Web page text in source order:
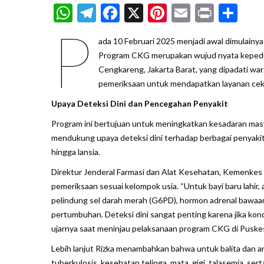
WhatsApp
Telegram
Facebook
X Pinterest
Email
Print
P
ada 10 Februari 2025 menjadi awal
Program CKG merupakan wujud nyata
Cengkareng, Jakarta Barat, yang dipadati
pemeriksaan untuk mendapatkan layanan
Upaya Deteksi Dini dan Pencegahan Penyakit
Program ini bertujuan untuk meningkatkan kesadaran
mendukung upaya deteksi dini terhadap berbagai
hingga lansia.
Direktur Jenderal Farmasi dan Alat Kesehatan,
pemeriksaan sesuai kelompok usia. “Untuk bayi baru
pelindung sel darah merah (G6PD), hormon adrenal
pertumbuhan. Deteksi dini sangat penting karena jika
ujarnya saat meninjau pelaksanaan program CKG di
Lebih lanjut Rizka menambahkan bahwa untuk balita dan